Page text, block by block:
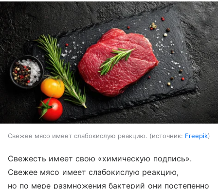
Свежее мясо имеет слабокислую реакцию. источник: Freepik
Свежесть имеет свою «химическую подпись».
Свежее мясо имеет слабокислую реакцию,
но по мере размножения бактерий они постепенно